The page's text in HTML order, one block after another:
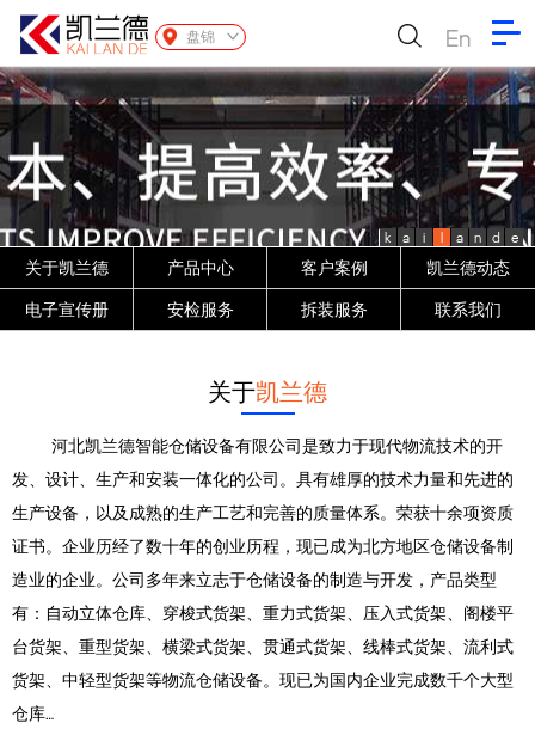
盘锦 En
k a i l a n d e
关于凯兰德 产品中心 客户案例 凯兰德动态
电子宣传册 安检服务 拆装服务 联系我们
关于凯兰德
河北凯兰德智能仓储设备有限公司是致力于现代物流技术的开
发、设计、生产和安装一体化的公司。具有雄厚的技术力量和先进的
生产设备，以及成熟的生产工艺和完善的质量体系。荣获十余项资质
证书。企业历经了数十年的创业历程，现已成为北方地区仓储设备制
造业的企业。公司多年来立志于仓储设备的制造与开发，产品类型
有：自动立体仓库、穿梭式货架、重力式货架、压入式货架、阁楼平
台货架、重型货架、横梁式货架、贯通式货架、线棒式货架、流利式
货架、中轻型货架等物流仓储设备。现已为国内企业完成数千个大型
仓库…